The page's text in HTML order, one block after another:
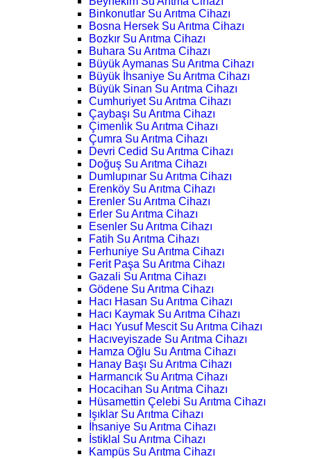
Binkonutlar Su Arıtma Cihazı
Bosna Hersek Su Arıtma Cihazı
Bozkır Su Arıtma Cihazı
Buhara Su Arıtma Cihazı
Büyük Aymanas Su Arıtma Cihazı
Büyük İhsaniye Su Arıtma Cihazı
Büyük Sinan Su Arıtma Cihazı
Cumhuriyet Su Arıtma Cihazı
Çaybaşı Su Arıtma Cihazı
Çimenlik Su Arıtma Cihazı
Çumra Su Arıtma Cihazı
Devri Cedid Su Arıtma Cihazı
Doğuş Su Arıtma Cihazı
Dumlupınar Su Arıtma Cihazı
Erenköy Su Arıtma Cihazı
Erenler Su Arıtma Cihazı
Erler Su Arıtma Cihazı
Esenler Su Arıtma Cihazı
Fatih Su Arıtma Cihazı
Ferhuniye Su Arıtma Cihazı
Ferit Paşa Su Arıtma Cihazı
Gazali Su Arıtma Cihazı
Gödene Su Arıtma Cihazı
Hacı Hasan Su Arıtma Cihazı
Hacı Kaymak Su Arıtma Cihazı
Hacı Yusuf Mescit Su Arıtma Cihazı
Hacıveyiszade Su Arıtma Cihazı
Hamza Oğlu Su Arıtma Cihazı
Hanay Başı Su Arıtma Cihazı
Harmancık Su Arıtma Cihazı
Hocacihan Su Arıtma Cihazı
Hüsamettin Çelebi Su Arıtma Cihazı
Işıklar Su Arıtma Cihazı
İhsaniye Su Arıtma Cihazı
İstiklal Su Arıtma Cihazı
Kampüs Su Arıtma Cihazı